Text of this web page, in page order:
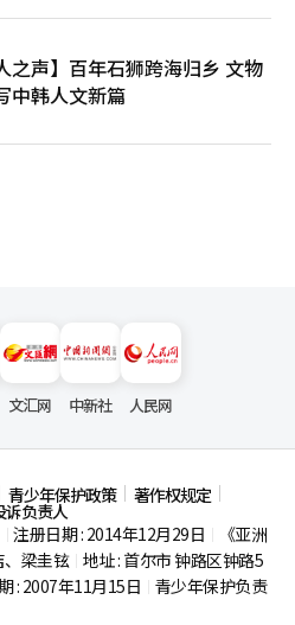
之声】百年石狮跨海归乡 文物
中韩人文新篇
文汇网 中新社 人民网
青少年保护政策 著作权规定
诉负责人
注册日期 : 2014年12月29日
《亚洲
、梁圭铉 地址 : 首尔市钟路区钟路5
: 2007年11月15日
青少年保护负责